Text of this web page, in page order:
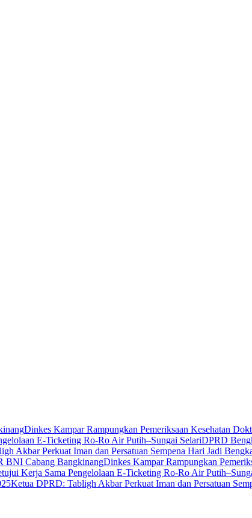
Dinkes Kampar Rampungkan Pemeriksaan Kesehatan
E-Ticketing Ro-Ro Air Putih–Sungai SelariDPRD
Akbar Perkuat Iman dan Persatuan Sempena Hari Jadi
BNI Cabang BangkinangDinkes Kampar Rampungkan
Kerja Sama Pengelolaan E-Ticketing Ro-Ro Air
Ketua DPRD: Tabligh Akbar Perkuat Iman dan Persatuan